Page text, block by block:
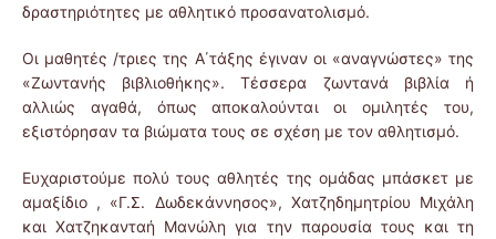
δραστηριότητες με αθλητικό προσανατολισμό.
Οι μαθητές /τριες της Α΄τάξης έγιναν οι «αναγνώστες» της
«Ζωντανής βιβλιοθήκης». Τέσσερα ζωντανά βιβλία ή
αλλιώς αγαθά, όπως αποκαλούνται οι ομιλητές του,
εξιστόρησαν τα βιώματα τους σε σχέση με τον αθλητισμό.
Ευχαριστούμε πολύ τους αθλητές της ομάδας μπάσκετ με
αμαξίδιο , «Γ.Σ. Δωδεκάννησος», Χατζηδημητρίου Μιχάλη
και Χατζηκανταή Μανώλη για την παρουσία τους και τη